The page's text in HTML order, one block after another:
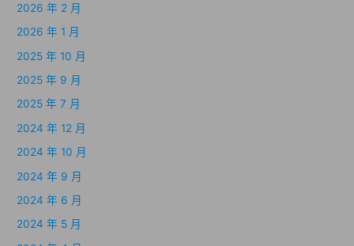
2026 年 2 月
2026 年 1 月
2025 年 10 月
2025 年 9 月
2025 年 7 月
2024 年 12 月
2024 年 10 月
2024 年 9 月
2024 年 6 月
2024 年 5 月